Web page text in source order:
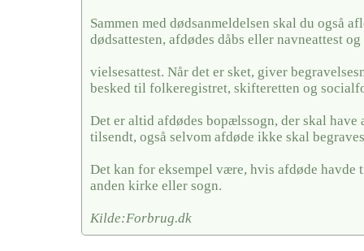
Sammen med dødsanmeldelsen skal du også
dødsattesten, afdødes dåbs eller navneattest og
vielsesattest. Når det er sket, giver
besked til folkeregistret, skifteretten og
Det er altid afdødes bopælssogn, der skal have
tilsendt, også selvom afdøde ikke skal
Det kan for eksempel være, hvis afdøde
anden kirke eller sogn.
Kilde:Forbrug.dk